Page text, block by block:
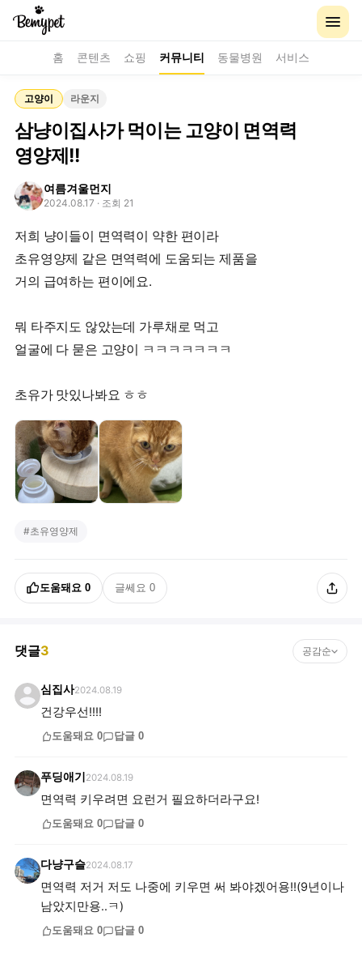
홈 콘텐츠 쇼핑 커뮤니티 동물병원 서비스
고양이 라운지
삼냥이집사가 먹이는 고양이 면역력
영양제!!
여름겨울먼지
2024.08.17 · 조회 21
저희 냥이들이 면역력이 약한 편이라
초유영양제 같은 면역력에 도움되는 제품을
거의 급여하는 편이에요.
뭐 타주지도 않았는데 가루채로 먹고
얼굴에 다 묻은 고양이 ㅋㅋㅋㅋㅋㅋㅋ
초유가 맛있나봐요 ㅎㅎ
#초유영양제
도움돼요 0 글쎄요 0
댓글3 공감순
심집사2024.08.19
건강우선!!!!
도움돼요 0 답글 0
푸딩애기 2024.08.19
면역력 키우려면 요런거 필요하더라구요!
도움돼요 0 답글 0
다냥구슬2024.08.17
면역력 저거 저도 나중에 키우면 써 봐야겠어용!!(9년이나
남았지만용..ㅋ)
도움돼요 0 답글 0